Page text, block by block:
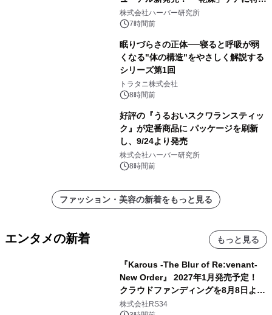
し、ライン使いで潤いに満ちた肌へ
株式会社ハーバー研究所
7時間前
眠りづらさの正体──寝ると呼吸が弱
くなる"体の構造"をやさしく解説する
シリーズ第1回
トラタニ株式会社
8時間前
好評の『うるおいスクワランスティッ
ク』が定番商品に パッケージを刷新
し、9/24より発売
株式会社ハーバー研究所
8時間前
ファッション・美容の新着をもっと見る
エンタメの新着 もっと見る
『Karous -The Blur of Re:venant-
New Order』 2027年1月発売予定！
クラウドファンディングを8月8日より
開始
株式会社RS34